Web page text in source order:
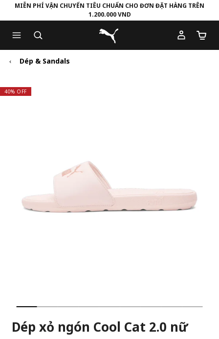
to
Main
content
to
Footer
Content
MIỄN PHÍ VẬN CHUYỂN TIÊU CHUẨN CHO ĐƠN ĐẶT HÀNG TRÊN
1.200.000 VND
Puma Trang chủ
Số
Dép & Sandals
40% OFF
Dép xỏ ngón Cool Cat 2.0 nữ